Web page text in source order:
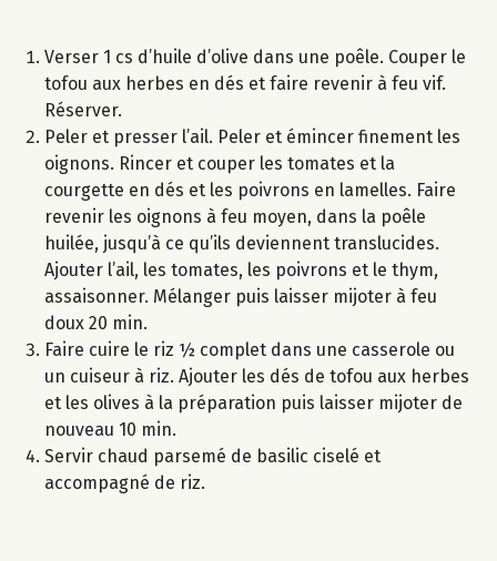
Verser 1 cs d’huile d’olive dans une poêle. Couper le
tofou aux herbes en dés et faire revenir à feu vif.
Réserver.
Peler et presser l’ail. Peler et émincer finement les
oignons. Rincer et couper les tomates et la
courgette en dés et les poivrons en lamelles. Faire
revenir les oignons à feu moyen, dans la poêle
huilée, jusqu’à ce qu’ils deviennent translucides.
Ajouter l’ail, les tomates, les poivrons et le thym,
assaisonner. Mélanger puis laisser mijoter à feu
doux 20 min.
Faire cuire le riz ½ complet dans une casserole ou
un cuiseur à riz. Ajouter les dés de tofou aux herbes
et les olives à la préparation puis laisser mijoter de
nouveau 10 min.
Servir chaud parsemé de basilic ciselé et
accompagné de riz.